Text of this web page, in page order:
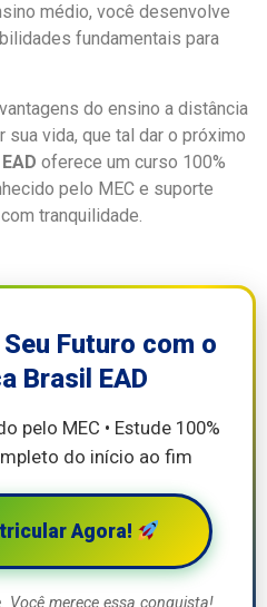
médio, você desenvolve
fundamentais para
do ensino a distância
vida, que tal dar o próximo
oferece um curso 100%
pelo MEC e suporte
tranquilidade.
Futuro com o
Brasil EAD
pelo MEC • Estude 100%
do início ao fim
Agora!
merece essa conquista!